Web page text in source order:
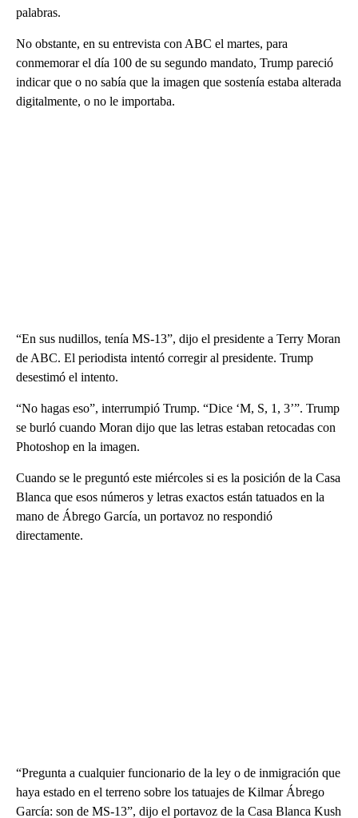
palabras.
No obstante, en su entrevista con ABC el martes, para
conmemorar el día 100 de su segundo mandato, Trump pareció
indicar que o no sabía que la imagen que sostenía estaba alterada
digitalmente, o no le importaba.
“En sus nudillos, tenía MS-13”, dijo el presidente a Terry Moran
de ABC. El periodista intentó corregir al presidente. Trump
desestimó el intento.
“No hagas eso”, interrumpió Trump. “Dice ‘M, S, 1, 3’”. Trump
se burló cuando Moran dijo que las letras estaban retocadas con
Photoshop en la imagen.
Cuando se le preguntó este miércoles si es la posición de la Casa
Blanca que esos números y letras exactos están tatuados en la
mano de Ábrego García, un portavoz no respondió
directamente.
“Pregunta a cualquier funcionario de la ley o de inmigración que
haya estado en el terreno sobre los tatuajes de Kilmar Ábrego
García: son de MS-13”, dijo el portavoz de la Casa Blanca Kush